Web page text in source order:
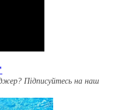
Підписуйтесь на наш